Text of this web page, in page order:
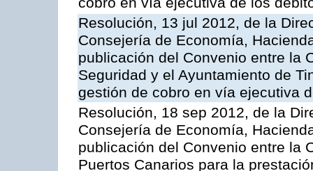
Resolución, 13 jul 2012, de la
Consejería de Economía,
publicación del Convenio entre la
Seguridad y el Ayuntamiento de
gestión de cobro en vía ejecutiva
Resolución, 18 sep 2012, de la
Consejería de Economía,
publicación del Convenio entre la
Puertos Canarios para la